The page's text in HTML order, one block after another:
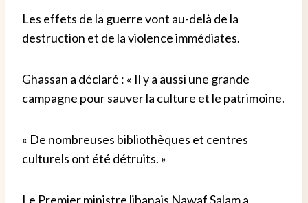
Les effets de la guerre vont au-delà de la
destruction et de la violence immédiates.
Ghassan a déclaré : « Il y a aussi une grande
campagne pour sauver la culture et le patrimoine.
« De nombreuses bibliothèques et centres
culturels ont été détruits. »
Le Premier ministre libanais Nawaf Salam a